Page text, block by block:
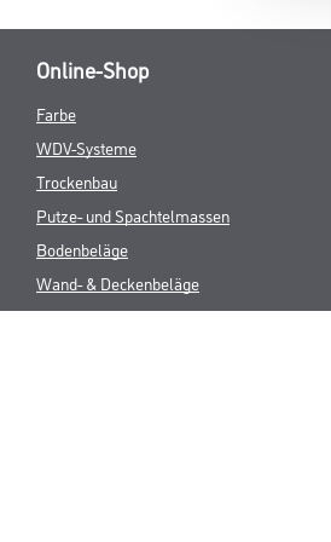
Online-Shop
Farbe
WDV-Systeme
Trockenbau
Putze- und Spachtelmassen
Bodenbeläge
Wand- & Deckenbeläge
Werkzeug & Maschinen